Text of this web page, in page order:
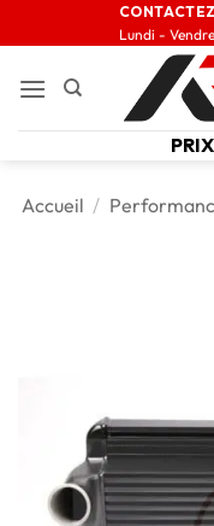
Lundi -
Accueil /